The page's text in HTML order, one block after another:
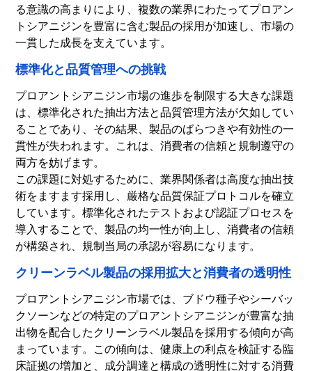
る意識の高まりにより、複数の業界にわたってプロアン
トシアニジンを豊富に含む製品の採用が加速し、市場の
一貫した成長を支えています。
標準化と品質管理への挑戦
プロアントシアニジン市場の進歩を制限する大きな課題
は、標準化された抽出方法と品質管理方法が欠如してい
ることであり、その結果、製品のばらつきや有効性の一
貫性が失われます。これは、消費者の信頼と規制遵守の
両方を妨げます。
この課題に対処するために、業界関係者は高度な抽出技
術をますます採用し、厳格な品質保証プロトコルを確立
しています。標準化されたテストおよび認証プロセスを
導入することで、製品の均一性が向上し、消費者の信頼
が構築され、規制当局の承認が容易になります。
クリーンラベル製品の採用拡大と消費者の透明性
プロアントシアニジン市場では、ブドウ種子やシーバッ
クソーンなどの特定のプロアントシアニジンが豊富な抽
出物を配合したクリーンラベル製品を採用する傾向が高
まっています。この傾向は、健康上の利点を検証する臨
床証拠の増加と、成分調達と構成の透明性に対する消費